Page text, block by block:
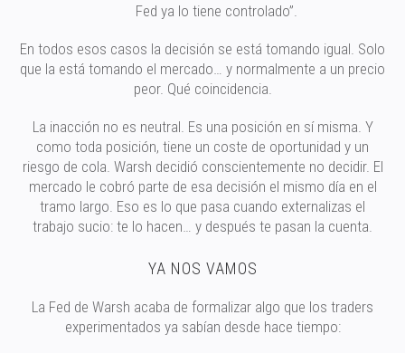
Fed ya lo tiene controlado”.
En todos esos casos la decisión se está tomando igual. Solo
que la está tomando el mercado… y normalmente a un precio
peor. Qué coincidencia.
La inacción no es neutral. Es una posición en sí misma. Y
como toda posición, tiene un coste de oportunidad y un
riesgo de cola. Warsh decidió conscientemente no decidir. El
mercado le cobró parte de esa decisión el mismo día en el
tramo largo. Eso es lo que pasa cuando externalizas el
trabajo sucio: te lo hacen… y después te pasan la cuenta.
YA NOS VAMOS
La Fed de Warsh acaba de formalizar algo que los traders
experimentados ya sabían desde hace tiempo: